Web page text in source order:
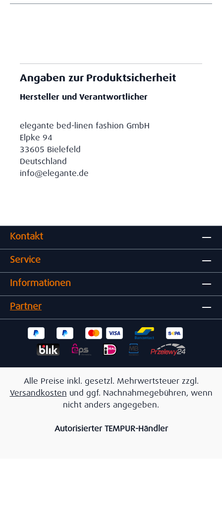
Angaben zur Produktsicherheit
Hersteller und Verantwortlicher
elegante bed-linen fashion GmbH
Elpke 94
33605 Bielefeld
Deutschland
info@elegante.de
Kontakt
Service
Informationen
Partner
Alle Preise inkl. gesetzl. Mehrwertsteuer zzgl.
Versandkosten und ggf. Nachnahmegebühren, wenn
nicht anders angegeben.
Autorisierter TEMPUR-Händler